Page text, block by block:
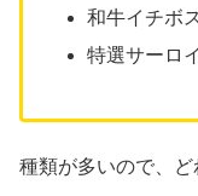
和牛イチボ
特選サーロ
種類が多いので、ど